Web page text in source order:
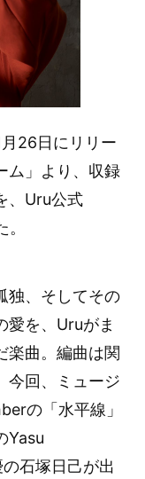
月26日にリリー
ム」より、収録
、Uru公式
独、そしてその
愛を、Uruがま
楽曲。編曲は関
今回、ミュージ
の「水平線」
Yasu
石塚日己が出